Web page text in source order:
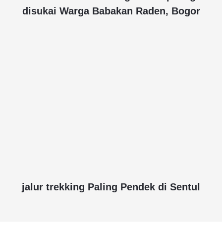
disukai Warga Babakan Raden, Bogor
jalur trekking Paling Pendek di Sentul